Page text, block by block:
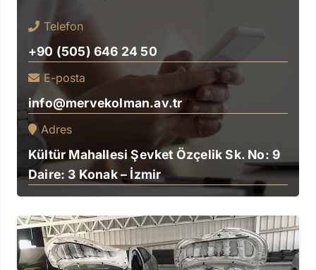
Telefon
+90 (505) 646 24 50
E-posta
info@mervekolman.av.tr
Adres
Kültür Mahallesi Şevket Özçelik Sk. No: 9
Daire: 3 Konak – İzmir